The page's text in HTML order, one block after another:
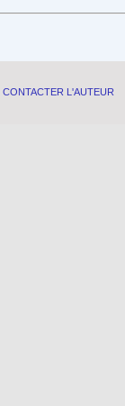
CONTACTER L'AUTEUR